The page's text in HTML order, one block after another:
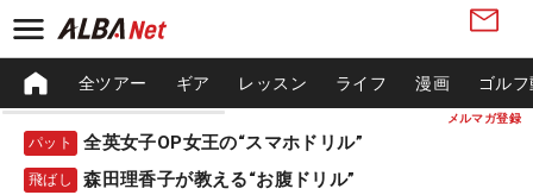
メルマガ登録
全ツアー ギア レッスン ライフ 漫画 ゴル
パット 全英女子OP女王の“スマホドリル”
飛ばし 森田理香子が教える“お腹ドリル”